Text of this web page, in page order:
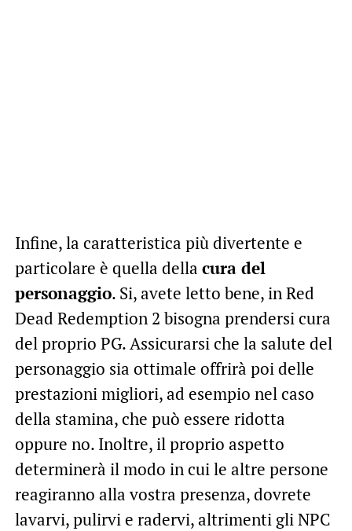
Infine, la caratteristica più divertente e
particolare è quella della cura del
personaggio. Si, avete letto bene, in Red
Dead Redemption 2 bisogna prendersi cura
del proprio PG. Assicurarsi che la salute del
personaggio sia ottimale offrirà poi delle
prestazioni migliori, ad esempio nel caso
della stamina, che può essere ridotta
oppure no. Inoltre, il proprio aspetto
determinerà il modo in cui le altre persone
reagiranno alla vostra presenza, dovrete
lavarvi, pulirvi e radervi, altrimenti gli NPC